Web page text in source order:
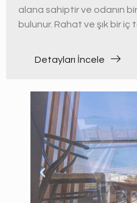
alana sahiptir ve odanın
bulunur. Rahat ve şık bir iç
Detayları İncele